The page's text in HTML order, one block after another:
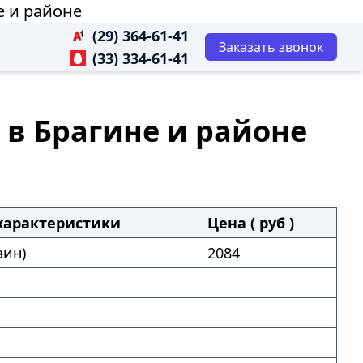
и районе
(29) 364-61-41
(33) 334-61-41
Заказать звонок
Брагине и районе
Цена ( руб )
2084